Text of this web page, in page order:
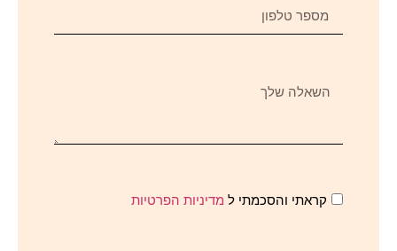
קראתי והסכמתי ל מדיניות הפרטיות